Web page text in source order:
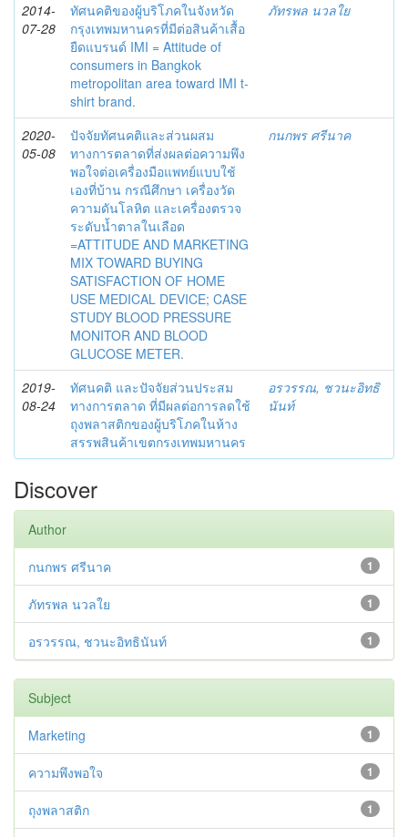
2014-
07-28
ทัศนคติของผู้บริโภคในจังหวัด
กรุงเทพมหานครที่มีต่อสินค้าเสื้อ
ยืดแบรนด์ IMI = Attitude of
consumers in Bangkok
metropolitan area toward IMI t-
shirt brand.
ภัทรพล นวลใย
2020-
05-08
ปัจจัยทัศนคติและส่วนผสม
ทางการตลาดที่ส่งผลต่อความพึง
พอใจต่อเครื่องมือแพทย์แบบใช้
เองที่บ้าน กรณีศึกษา เครื่องวัด
ความดันโลหิต และเครื่องตรวจ
ระดับน้ำตาลในเลือด
=ATTITUDE AND MARKETING
MIX TOWARD BUYING
SATISFACTION OF HOME
USE MEDICAL DEVICE; CASE
STUDY BLOOD PRESSURE
MONITOR AND BLOOD
GLUCOSE METER.
กนกพร ศรีนาค
2019-
08-24
ทัศนคติ และปัจจัยส่วนประสม
ทางการตลาด ที่มีผลต่อการลดใช้
ถุงพลาสติกของผู้บริโภคในห้าง
สรรพสินค้าเขตกรงเทพมหานคร
อรวรรณ, ชวนะอิทธิ
นันท์
Discover
Author
1
กนกพร ศรีนาค
1
ภัทรพล นวลใย
1
อรวรรณ, ชวนะอิทธินันท์
Subject
1
Marketing
1
ความพึงพอใจ
1
ถุงพลาสติก